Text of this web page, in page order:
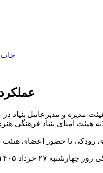
عملکرد
مدیره و مدیرعامل بنیاد